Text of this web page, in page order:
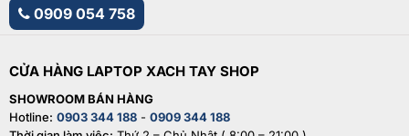
0909 054 758
CỬA HÀNG LAPTOP XACH TAY SHOP
SHOWROOM BÁN HÀNG
Hotline: 0903 344 188 - 0909 344 188